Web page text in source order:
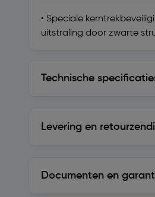
• Speciale
uitstraling door zwarte
Technische
Levering en
Documenten en